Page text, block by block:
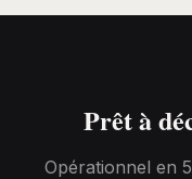
Prêt à
Opérationnel en